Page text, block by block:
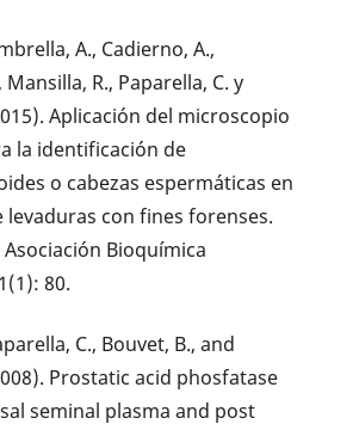
A., Cadierno, A.,
R., Paparella, C. y
Aplicación del microscopio
la identificación de
o cabezas espermáticas en
levaduras con fines forenses.
Asociación Bioquímica
80.
C., Bouvet, B., and
Prostatic acid phosfatase
seminal plasma and post